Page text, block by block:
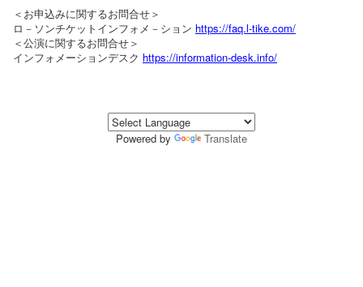
＜お申込みに関するお問合せ＞
ロ－ソンチケットインフォメ－ション https://faq.l-tike.com/
＜公演に関するお問合せ＞
インフォメーションデスク https://information-desk.info/
Powered by Translate